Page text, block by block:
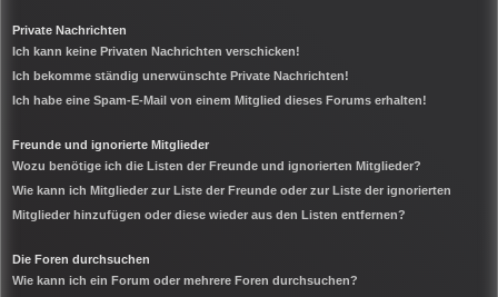
Private Nachrichten
Ich kann keine Privaten Nachrichten verschicken!
Ich bekomme ständig unerwünschte Private Nachrichten!
Ich habe eine Spam-E-Mail von einem Mitglied dieses Forums erhalten!
Freunde und ignorierte Mitglieder
Wozu benötige ich die Listen der Freunde und ignorierten Mitglieder?
Wie kann ich Mitglieder zur Liste der Freunde oder zur Liste der ignorierten
Mitglieder hinzufügen oder diese wieder aus den Listen entfernen?
Die Foren durchsuchen
Wie kann ich ein Forum oder mehrere Foren durchsuchen?